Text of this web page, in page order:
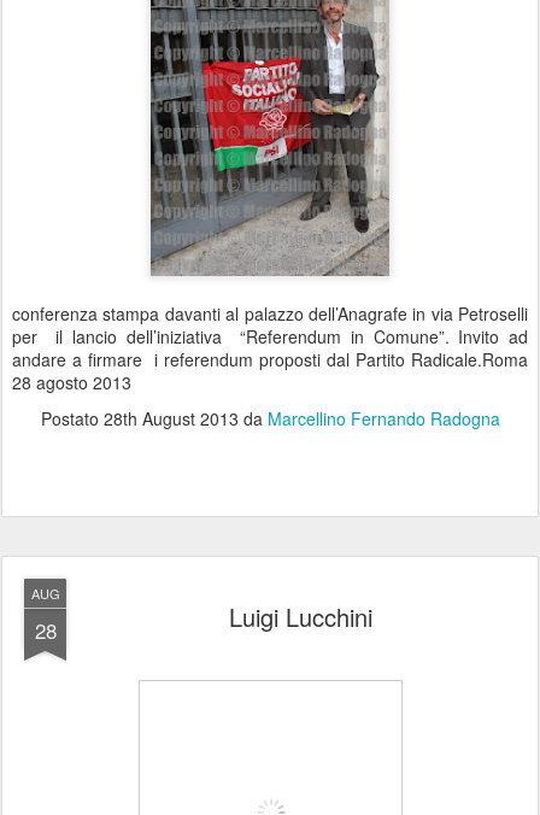
conferenza stampa davanti al palazzo dell’Anagrafe in via Petroselli
per il lancio dell’iniziativa “Referendum in Comune”. Invito ad
andare a firmare i referendum proposti dal Partito Radicale.Roma
28 agosto 2013
Postato 28th August 2013 da Marcellino Fernando Radogna
AUG
28 Luigi Lucchini